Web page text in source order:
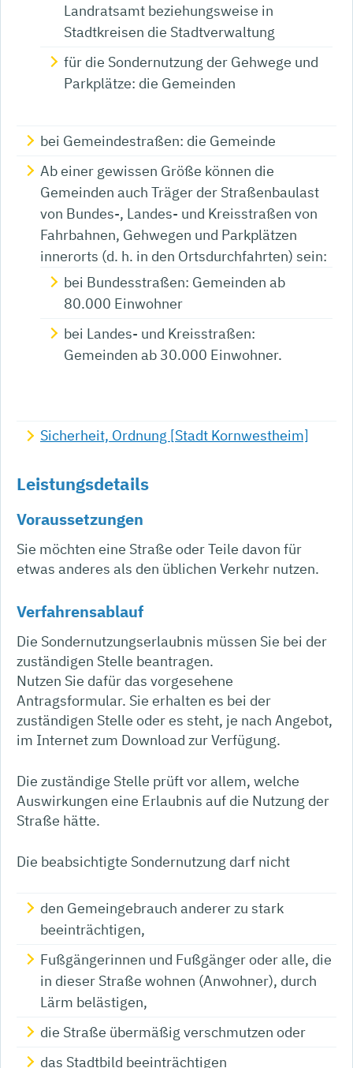
Landratsamt beziehungsweise in
Stadtkreisen die Stadtverwaltung
für die Sondernutzung der Gehwege und
Parkplätze: die Gemeinden
bei Gemeindestraßen: die Gemeinde
Ab einer gewissen Größe können die
Gemeinden auch Träger der Straßenbaulast
von Bundes-, Landes- und Kreisstraßen von
Fahrbahnen, Gehwegen und Parkplätzen
innerorts (d. h. in den Ortsdurchfahrten) sein:
bei Bundesstraßen: Gemeinden ab
80.000 Einwohner
bei Landes- und Kreisstraßen:
Gemeinden ab 30.000 Einwohner.
Sicherheit, Ordnung [Stadt Kornwestheim]
Leistungsdetails
Voraussetzungen
Sie möchten eine Straße oder Teile davon für
etwas anderes als den üblichen Verkehr nutzen.
Verfahrensablauf
Die Sondernutzungserlaubnis müssen Sie bei der
zuständigen Stelle beantragen.
Nutzen Sie dafür das vorgesehene
Antragsformular. Sie erhalten es bei der
zuständigen Stelle oder es steht, je nach Angebot,
im Internet zum Download zur Verfügung.
Die zuständige Stelle prüft vor allem, welche
Auswirkungen eine Erlaubnis auf die Nutzung der
Straße hätte.
Die beabsichtigte Sondernutzung darf nicht
den Gemeingebrauch anderer zu stark
beeinträchtigen,
Fußgängerinnen und Fußgänger oder alle, die
in dieser Straße wohnen (Anwohner), durch
Lärm belästigen,
die Straße übermäßig verschmutzen oder
das Stadtbild beeinträchtigen